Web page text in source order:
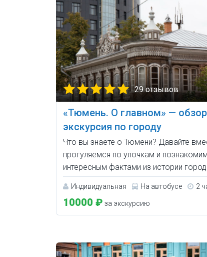
29 отзывов
«Тюмень. О главном» —
экскурсия по городу
Что вы знаете о Тюмени? Давайте
прогуляемся по улочкам и
интересным фактами из истории
Индивидуальная На автобусе 2
10000 ₽ за экскурсию